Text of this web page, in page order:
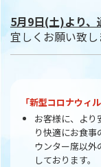
5月9日(土)より、
宜しくお願い致し
「新型コロナウィ
お客様に、より
り快適にお食
ウンター席以外
しております。